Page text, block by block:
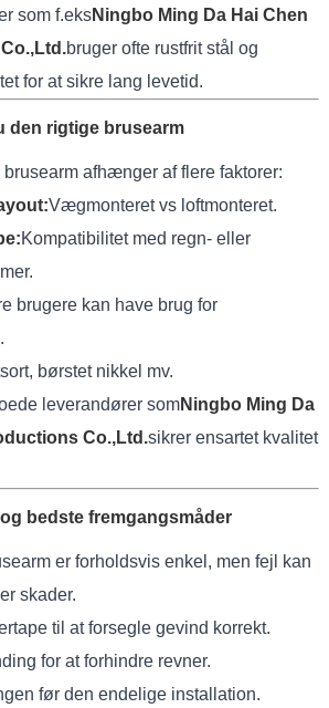
som f.eksNingbo Ming Da Hai Chen
bruger ofte rustfrit stål og
for at sikre lang levetid.
den rigtige brusearm
afhænger af flere faktorer:
Vægmonteret vs loftmonteret.
Kompatibilitet med regn- eller
brugere kan have brug for
børstet nikkel mv.
leverandører somNingbo Ming Da
Co.,Ltd.sikrer ensartet kvalitet
bedste fremgangsmåder
er forholdsvis enkel, men fejl kan
skader.
til at forsegle gevind korrekt.
for at forhindre revner.
før den endelige installation.